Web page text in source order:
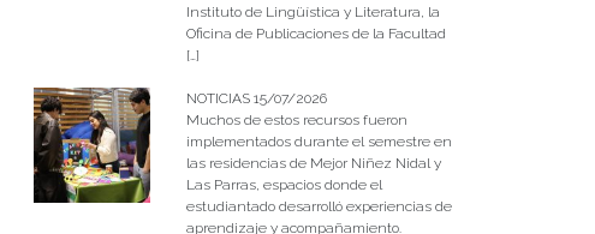
Instituto de Lingüística y Literatura, la
Oficina de Publicaciones de la Facultad
[…]
NOTICIAS 15/07/2026
Muchos de estos recursos fueron
implementados durante el semestre en
las residencias de Mejor Niñez Nidal y
Las Parras, espacios donde el
estudiantado desarrolló experiencias de
aprendizaje y acompañamiento.